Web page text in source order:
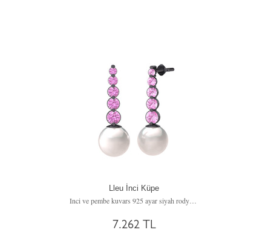
Lleu İnci Küpe
Inci ve pembe kuvars 925 ayar siyah rodyum kaplama gümüş küpe
7.262 TL